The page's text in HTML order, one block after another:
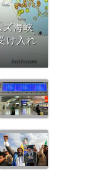
ズ海峡
け入れ